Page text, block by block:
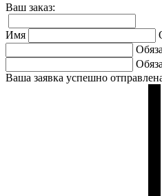
Ваш заказ:
Имя
Ваша заявка успешно